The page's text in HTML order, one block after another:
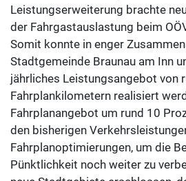
Leistungserweiterung brachte
der Fahrgastauslastung beim
Somit konnte in enger
Stadtgemeinde Braunau am Inn
jährliches Leistungsangebot von
Fahrplankilometern realisiert
Fahrplanangebot um rund 10
den bisherigen
Fahrplanoptimierungen, um die
Pünktlichkeit noch weiter zu